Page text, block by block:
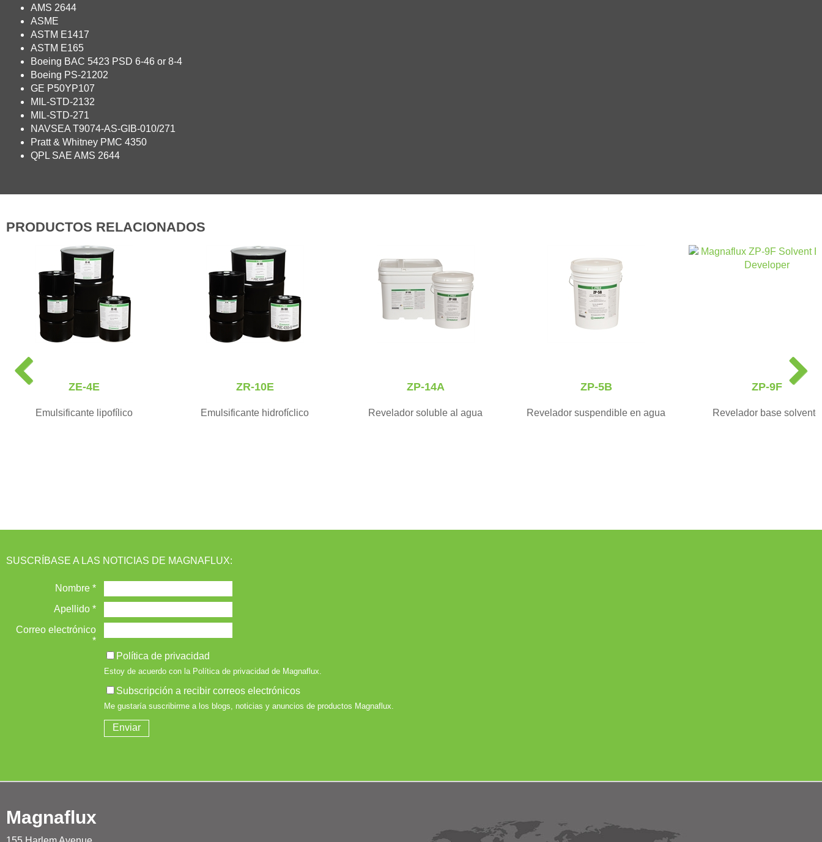
AMS 2644
ASME
ASTM E1417
ASTM E165
Boeing BAC 5423 PSD 6-46 or 8-4
Boeing PS-21202
GE P50YP107
MIL-STD-2132
MIL-STD-271
NAVSEA T9074-AS-GIB-010/271
Pratt & Whitney PMC 4350
QPL SAE AMS 2644
PRODUCTOS RELACIONADOS
ZE-4E
Emulsificante lipofílico
ZR-10E
Emulsificante hidrofíclico
ZP-14A
Revelador soluble al agua
ZP-5B
Revelador suspendible en agua
ZP-9F
Revelador base solvente
SUSCRÍBASE A LAS NOTICIAS DE MAGNAFLUX:
Magnaflux